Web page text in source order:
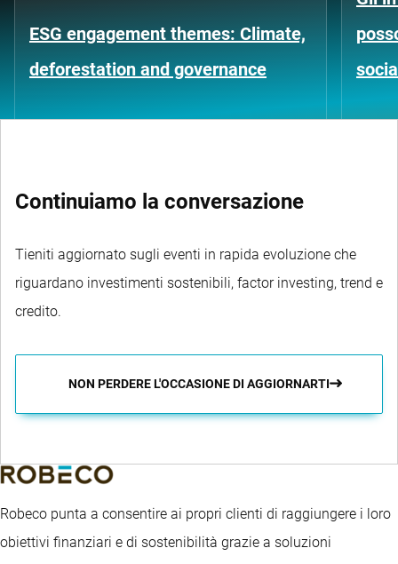
ESG engagement themes: Climate,
deforestation and governance
Continuiamo la conversazione
Tieniti aggiornato sugli eventi in rapida evoluzione che
riguardano investimenti sostenibili, factor investing, trend e
credito.
NON PERDERE L'OCCASIONE DI AGGIORNARTI
Robeco punta a consentire ai propri clienti di raggiungere i loro
obiettivi finanziari e di sostenibilità grazie a soluzioni